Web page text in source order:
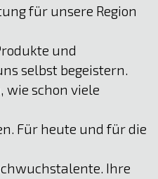
für unsere Region
und
selbst begeistern.
wie schon viele
Für heute und für die
Ihre